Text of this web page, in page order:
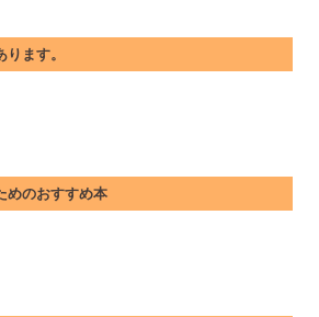
ます。
めのおすすめ本